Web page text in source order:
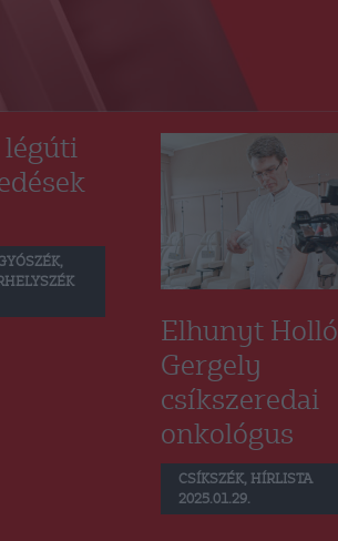
légúti
,
Elhunyt Holló
Gergely
csíkszeredai
onkológus
CSÍKSZÉK, HÍRLISTA
2025.01.29.